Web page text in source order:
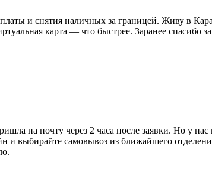
и снятия наличных за границей. Живу в
карта — что быстрее. Заранее спасибо
на почту через 2 часа после заявки. Но у нас
и выбирайте самовывоз из ближайшего